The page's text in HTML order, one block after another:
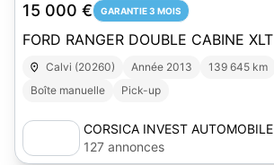
15 000 € GARANTIE 3 MOIS
FORD RANGER DOUBLE CABINE XLT
Calvi (20260) Année 2013 139 645 km
Boîte manuelle
Pick-up
CORSICA INVEST AUTOMOBILE
127 annonces